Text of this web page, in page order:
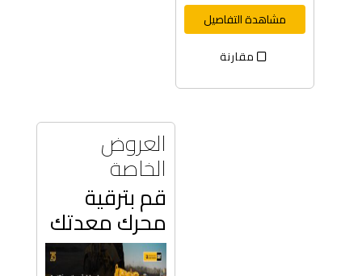
مشاهدة التفاصيل
مقارنة
العروض
الخاصة
قم بترقية
محرك معدتك